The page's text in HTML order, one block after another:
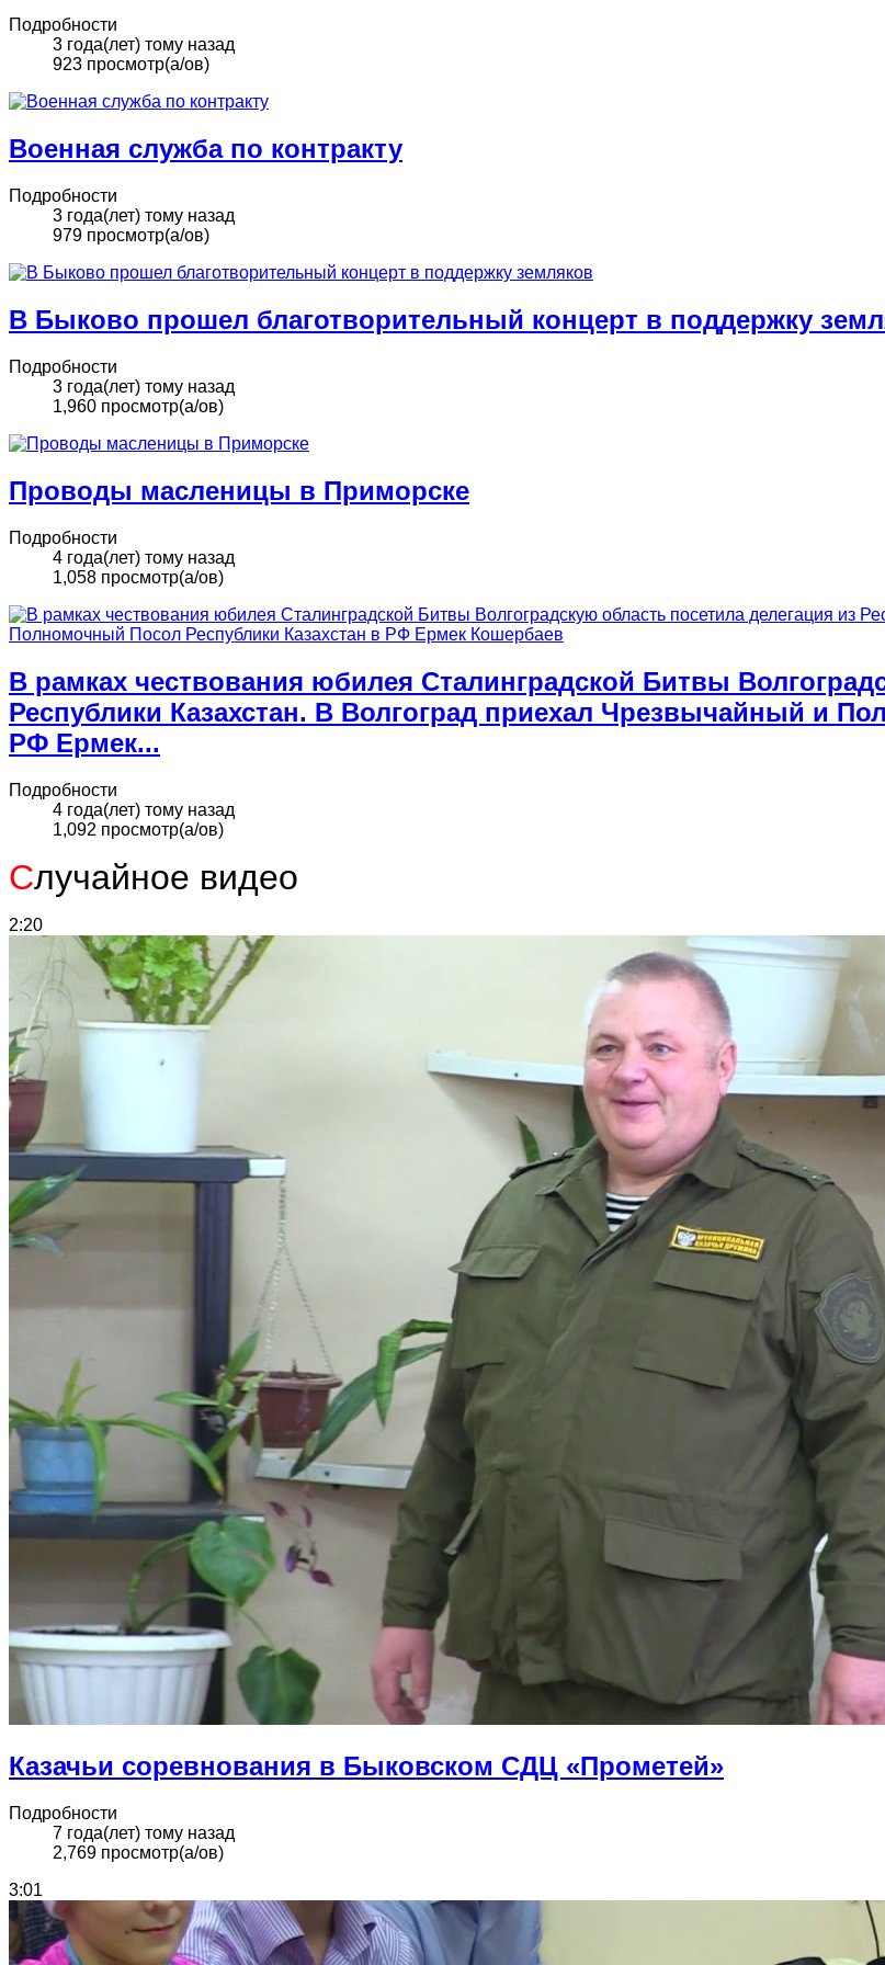
Подробности
3 года(лет) тому назад
923 просмотр(а/ов)
Военная служба по контракту
Подробности
3 года(лет) тому назад
979 просмотр(а/ов)
В Быково прошел благотворительный концерт в поддержку
Подробности
3 года(лет) тому назад
1,960 просмотр(а/ов)
Проводы масленицы в Приморске
Подробности
4 года(лет) тому назад
1,058 просмотр(а/ов)
В рамках чествования юбилея Сталинградской Битвы
Республики Казахстан. В Волгоград приехал Чрезвычайный и
РФ Ермек...
Подробности
4 года(лет) тому назад
1,092 просмотр(а/ов)
Случайное видео
2:20
Казачьи соревнования в Быковском СДЦ «Прометей»
Подробности
7 года(лет) тому назад
2,769 просмотр(а/ов)
3:01